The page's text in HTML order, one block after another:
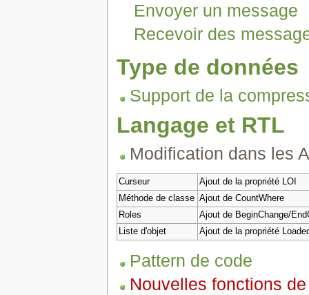
Envoyer un message
Recevoir des
Type de données
Support de la
Langage et RTL
Modification dans les
Curseur
Ajout de la propriété LOI
Méthode de classe Ajout de CountWhere
Roles
Ajout de BeginChange/
Liste d'objet
Ajout de la propriété
Pattern de code
Nouvelles fonctions